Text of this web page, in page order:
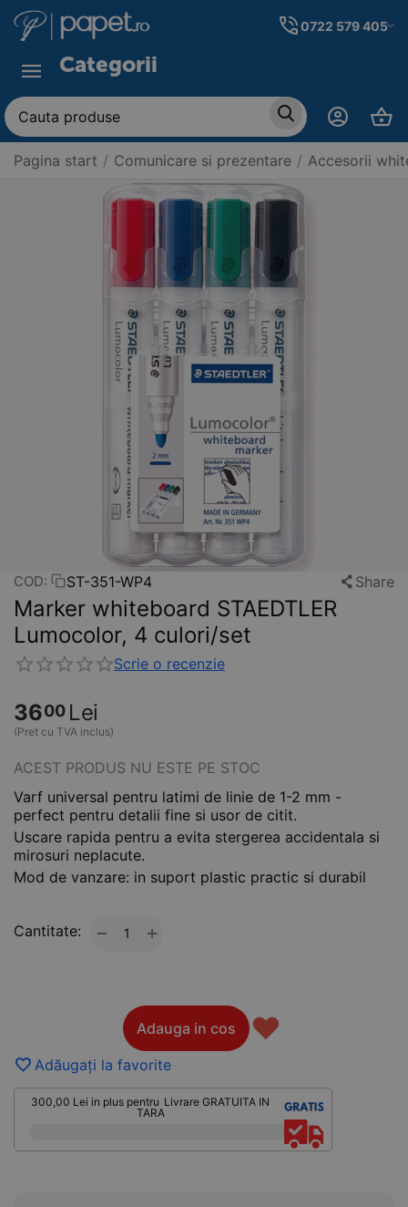
0722 579 405
Categorii
Pagina start / Comunicare si prezentare / Accesorii
COD: ST-351-WP4 Share
Marker whiteboard STAEDTLER
Lumocolor, 4 culori/set
Scrie o recenzie
3600 Lei
(Pret cu TVA inclus)
ACEST PRODUS NU ESTE PE STOC
Varf universal pentru latimi de linie de 1-2 mm -
perfect pentru detalii fine si usor de citit.
Uscare rapida pentru a evita stergerea accidentala si
mirosuri neplacute.
Mod de vanzare: in suport plastic practic si durabil
Cantitate: +
−
Adauga in cos ♥
Adăugați la favorite
300,00 Lei in plus pentru Livrare GRATUITA IN
TARA